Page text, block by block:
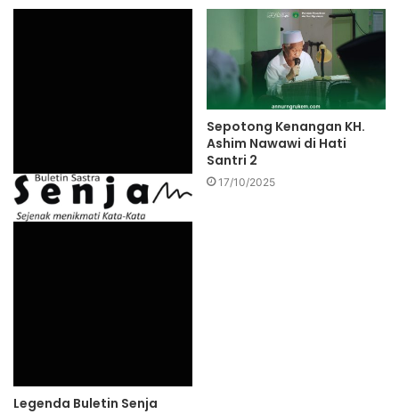
Legenda Buletin Senja
Sepotong Kenangan KH.
Ashim Nawawi di Hati
Santri 2
17/10/2025